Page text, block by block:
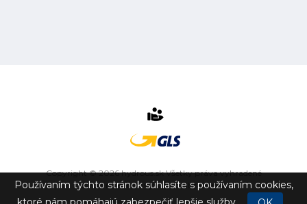
Copyright © 2026 hydrous.sk Všetky práva vyhradené
eshop na mieruvytvorilovibration.sk
Používaním týchto stránok súhlasíte s používaním cookies,